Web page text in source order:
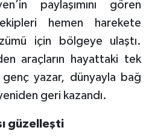
paylaşımını gören
hemen harekete
için bölgeye ulaştı.
araçların hayattaki tek
genç yazar, dünyayla bağ
geri kazandı.
güzelleşti